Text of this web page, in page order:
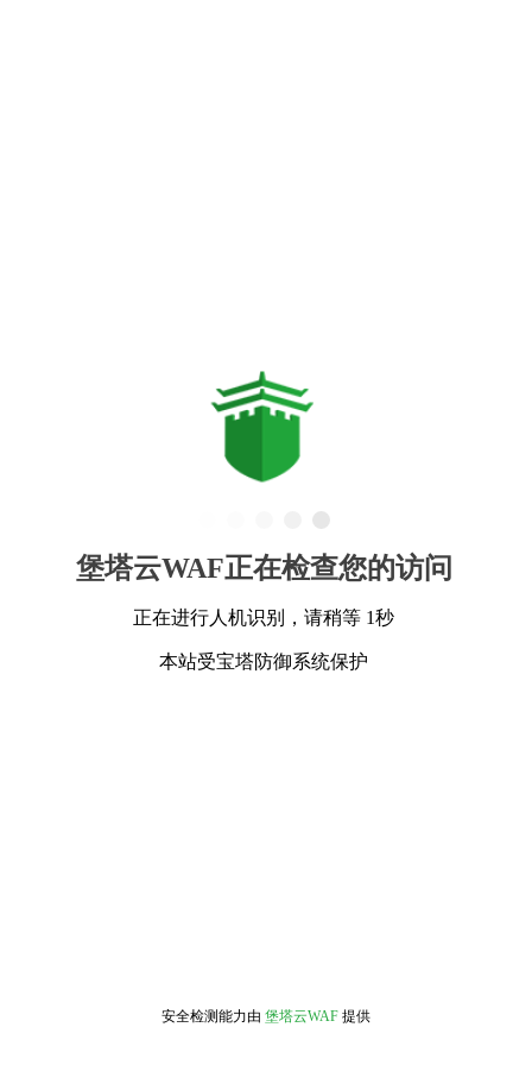
堡塔云WAF正在检查您的访问
正在进行人机识别，请稍等 1秒
本站受宝塔防御系统保护
安全检测能力由 堡塔云WAF 提供